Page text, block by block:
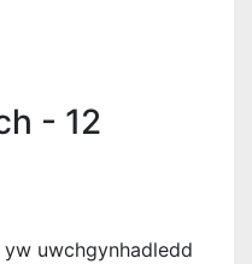
- 12
uwchgynhadledd